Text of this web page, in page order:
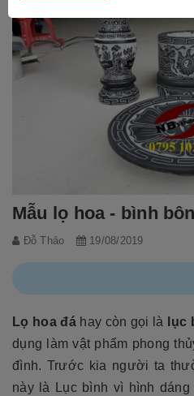
Mẫu lọ hoa - bình
Đỗ Thảo 19/08/2019
Lọ hoa đáhay còn gọi là lục
dụng làm vật phẩm phong
đình. Trước kia người ta
này là Lục bình vì hình